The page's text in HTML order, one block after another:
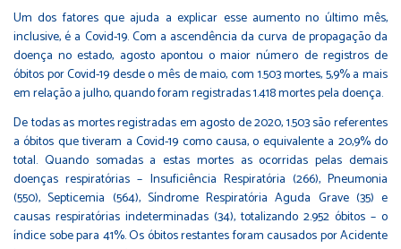
Um dos fatores que ajuda a explicar esse aumento no último mês,
inclusive, é a Covid-19. Com a ascendência da curva de propagação da
doença no estado, agosto apontou o maior número de registros de
óbitos por Covid-19 desde o mês de maio, com 1.503 mortes, 5,9% a mais
em relação a julho, quando foram registradas 1.418 mortes pela doença.
De todas as mortes registradas em agosto de 2020, 1.503 são referentes
a óbitos que tiveram a Covid-19 como causa, o equivalente a 20,9% do
total. Quando somadas a estas mortes as ocorridas pelas demais
doenças respiratórias – Insuficiência Respiratória (266), Pneumonia
(550), Septicemia (564), Síndrome Respiratória Aguda Grave (35) e
causas respiratórias indeterminadas (34), totalizando 2.952 óbitos – o
índice sobe para 41%. Os óbitos restantes foram causados por Acidente